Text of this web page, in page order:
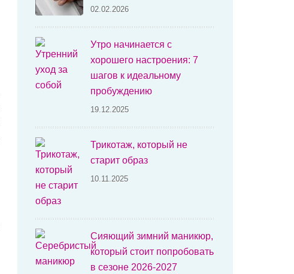
02.02.2026
Утро начинается с
хорошего настроения: 7
шагов к идеальному
пробуждению
19.12.2025
Трикотаж, который не
старит образ
10.11.2025
Сияющий зимний маникюр,
который стоит попробовать
в сезоне 2026-2027